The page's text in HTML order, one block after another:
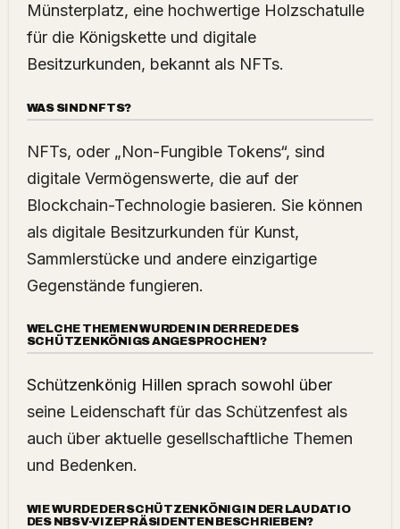
Münsterplatz, eine hochwertige Holzschatulle
für die Königskette und digitale
Besitzurkunden, bekannt als NFTs.
WAS SIND NFTS?
NFTs, oder „Non-Fungible Tokens“, sind
digitale Vermögenswerte, die auf der
Blockchain-Technologie basieren. Sie können
als digitale Besitzurkunden für Kunst,
Sammlerstücke und andere einzigartige
Gegenstände fungieren.
WELCHE THEMEN WURDEN IN DER REDE DES
SCHÜTZENKÖNIGS ANGESPROCHEN?
Schützenkönig Hillen sprach sowohl über
seine Leidenschaft für das Schützenfest als
auch über aktuelle gesellschaftliche Themen
und Bedenken.
WIE WURDE DER SCHÜTZENKÖNIG IN DER LAUDATIO
DES NBSV-VIZEPRÄSIDENTEN BESCHRIEBEN?